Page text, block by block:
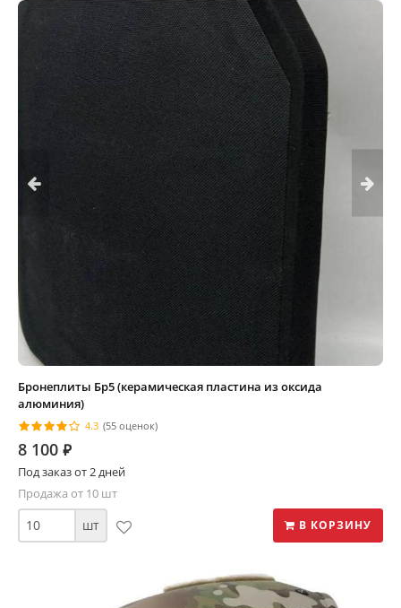
Бронеплиты Бр5 (керамическая пластина из оксида
алюминия)
4.3 (55 оценок)
8 100 ⃏
Под заказ от 2 дней
Продажа от 10 шт
шт В КОРЗИНУ